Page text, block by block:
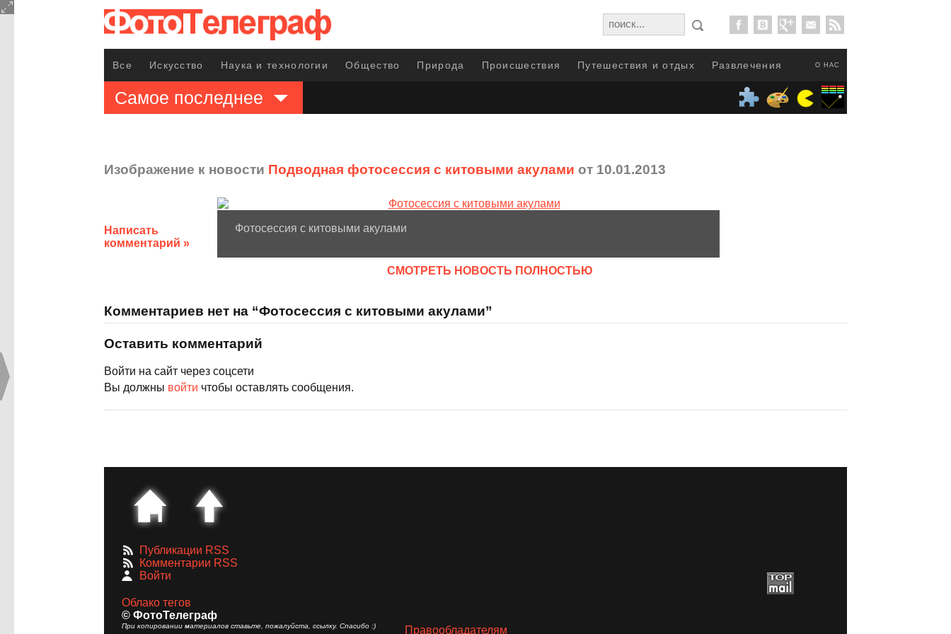
О НАС
Все Искусство Наука и технологии Общество Природа Происшествия Путешествия и отдых Развлечения
Самое последнее
Изображение к новости Подводная фотосессия с китовыми акулами от 10.01.2013
Написать
комментарий »
Фотосессия с китовыми акулами
CМОТРЕТЬ НОВОСТЬ ПОЛНОСТЬЮ
Комментариев нет на “Фотосессия с китовыми акулами”
Оставить комментарий
Войти на сайт через соцсети
Вы должны войти чтобы оставлять сообщения.
Публикации RSS
Комментарии RSS
Войти
Облако тегов
© ФотоТелеграф
При копировании материалов ставьте, пожалуйста, ссылку. Спасибо :) Правообладателям